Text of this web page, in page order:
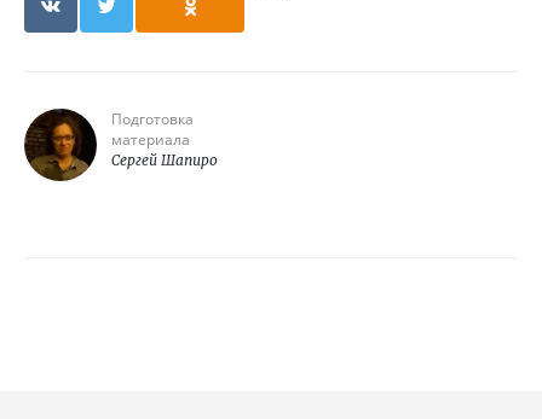
Подготовка
материала
Сергей Шапиро